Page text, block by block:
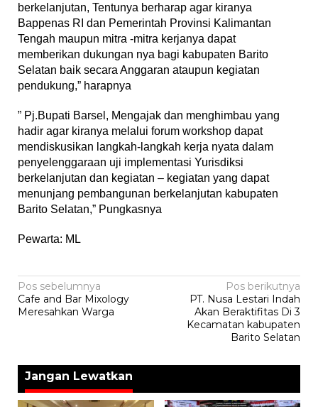
berkelanjutan, Tentunya berharap agar kiranya
Bappenas RI dan Pemerintah Provinsi Kalimantan
Tengah maupun mitra -mitra kerjanya dapat
memberikan dukungan nya bagi kabupaten Barito
Selatan baik secara Anggaran ataupun kegiatan
pendukung,” harapnya
” Pj.Bupati Barsel, Mengajak dan menghimbau yang
hadir agar kiranya melalui forum workshop dapat
mendiskusikan langkah-langkah kerja nyata dalam
penyelenggaraan uji implementasi Yurisdiksi
berkelanjutan dan kegiatan – kegiatan yang dapat
menunjang pembangunan berkelanjutan kabupaten
Barito Selatan,” Pungkasnya
Pewarta: ML
Navigasi
pos
Pos sebelumnya
Cafe and Bar Mixology
Meresahkan Warga
Pos berikutnya
PT. Nusa Lestari Indah
Akan Beraktifitas Di 3
Kecamatan kabupaten
Barito Selatan
Jangan Lewatkan